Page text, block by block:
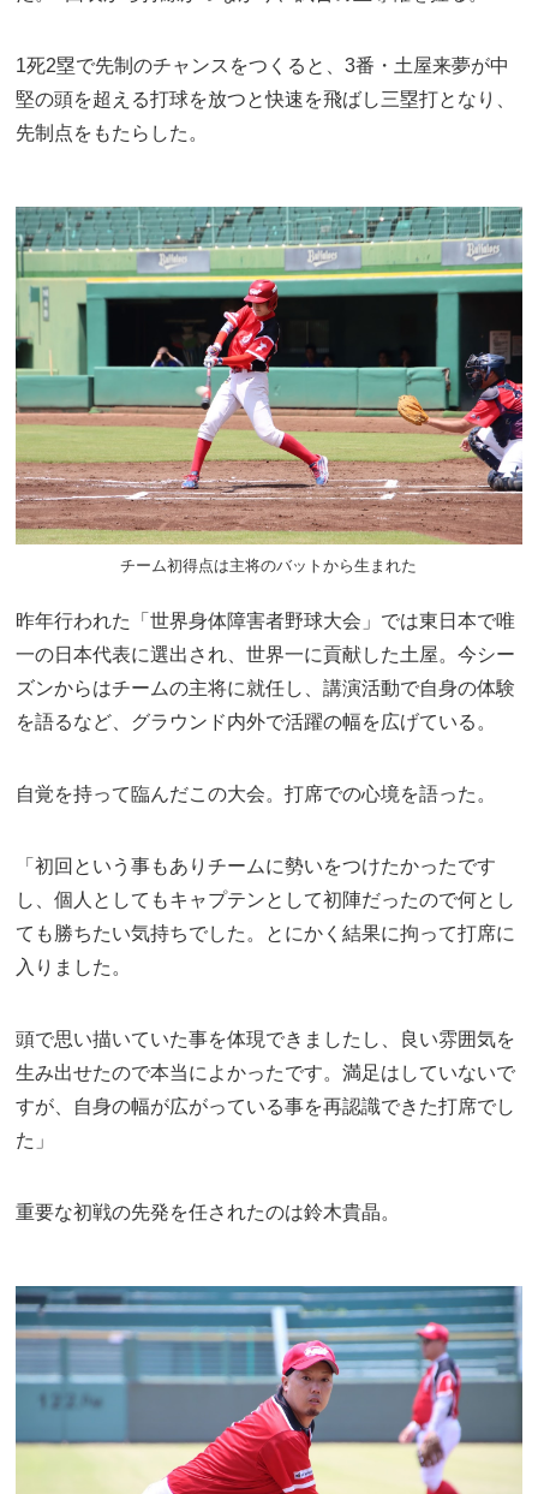
1死2塁で先制のチャンスをつくると、3番・土屋来夢が中
堅の頭を超える打球を放つと快速を飛ばし三塁打となり、
先制点をもたらした。
チーム初得点は主将のバットから生まれた
昨年行われた「世界身体障害者野球大会」では東日本で唯
一の日本代表に選出され、世界一に貢献した土屋。今シー
ズンからはチームの主将に就任し、講演活動で自身の体験
を語るなど、グラウンド内外で活躍の幅を広げている。
自覚を持って臨んだこの大会。打席での心境を語った。
「初回という事もありチームに勢いをつけたかったです
し、個人としてもキャプテンとして初陣だったので何とし
ても勝ちたい気持ちでした。とにかく結果に拘って打席に
入りました。
頭で思い描いていた事を体現できましたし、良い雰囲気を
生み出せたので本当によかったです。満足はしていないで
すが、自身の幅が広がっている事を再認識できた打席でし
た」
重要な初戦の先発を任されたのは鈴木貴晶。